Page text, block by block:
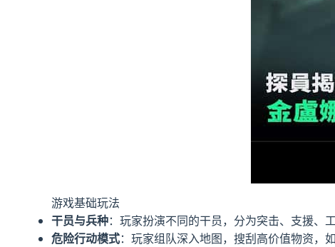
游戏基础玩法
干员与兵种：玩家扮演不同的干员，分为突击、支援、
危险行动模式：玩家组队深入地图，搜刮高价值物资，